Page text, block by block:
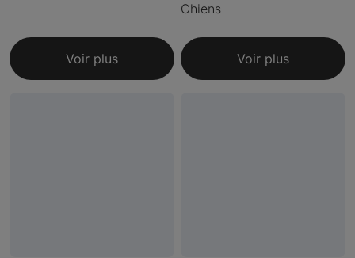
Voir plus
Chiens
Voir plus